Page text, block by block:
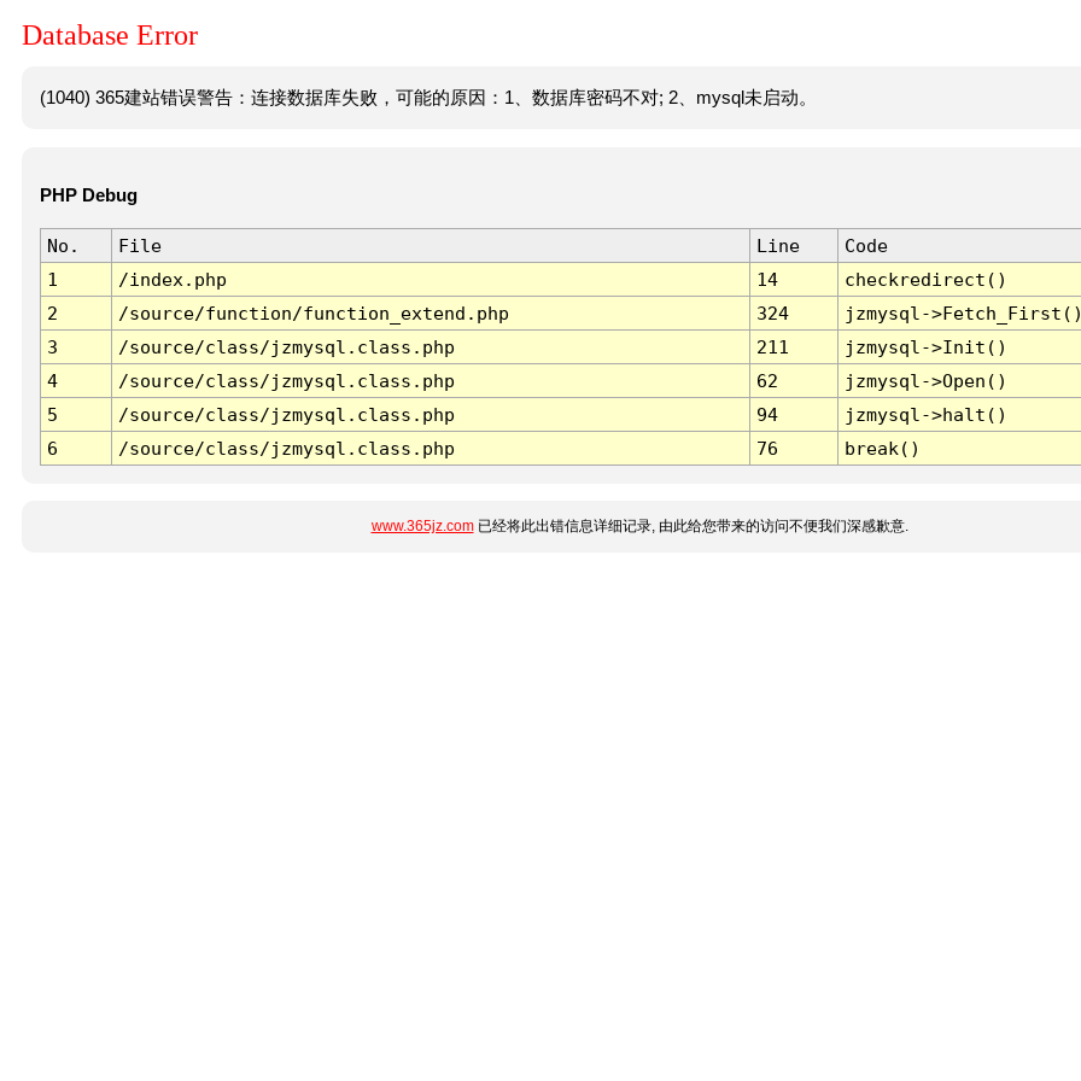
Database Error
(1040) 365建站错误警告：连接数据库失败，可能的原因：1、数据库密码不对; 2、mysql未启动。
PHP Debug
No. File Line
Code
1
/index.php 14
checkredirect()
2
/source/function/function_extend.php 324
jzmysql-
3
/source/class/jzmysql.class.php 211
jzmysql->Init()
4
/source/class/jzmysql.class.php 62
jzmysql->Open()
5
/source/class/jzmysql.class.php 94
jzmysql->halt()
6
/source/class/jzmysql.class.php 76 break()
www.365jz.com已经将此出错信息详细记录, 由此给您带来的访问不便我们深感歉意.